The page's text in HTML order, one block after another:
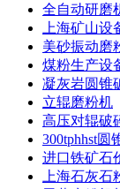
全自动研磨
上海矿山设
美砂振动磨
煤粉生产设
凝灰岩圆锥
立辊磨粉机
高压对辊破
300tphhst圆
进口铁矿石
上海石灰石